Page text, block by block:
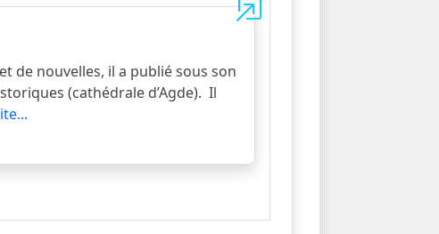
de nouvelles, il a publié sous son
(cathédrale d’Agde). Il